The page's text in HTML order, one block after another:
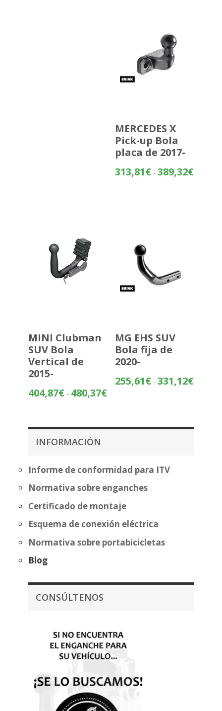
MERCEDES X
Pick-up Bola
placa de 2017-
313,81€ - 389,32€Rango
MINI Clubman
SUV Bola
Vertical de
2015-
404,87€ - 480,37€Rango
MG EHS SUV
Bola fija de
2020-
255,61€ - 331,12€Rango
INFORMACIÓN
Informe de conformidad para ITV
Normativa sobre enganches
Certificado de montaje
Esquema de conexión eléctrica
Normativa sobre portabicicletas
Blog
CONSÚLTENOS